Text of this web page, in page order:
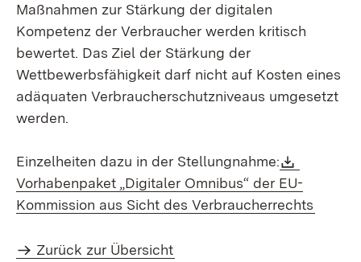
Maßnahmen zur Stärkung der digitalen
Kompetenz der Verbraucher werden kritisch
bewertet. Das Ziel der Stärkung der
Wettbewerbsfähigkeit darf nicht auf Kosten eines
adäquaten Verbraucherschutzniveaus umgesetzt
werden.
Einzelheiten dazu in der Stellungnahme:
Vorhabenpaket „Digitaler Omnibus“ der EU-
Kommission aus Sicht des Verbraucherrechts
Zurück zur Übersicht